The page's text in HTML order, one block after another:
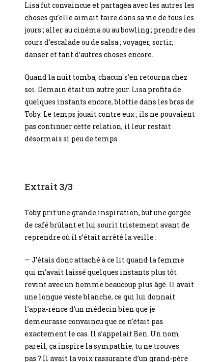
Lisa fut convaincue et partagea avec les autres les
choses qu’elle aimait faire dans sa vie de tous les
jours ; aller au cinéma ou au bowling ; prendre des
cours d’escalade ou de salsa ; voyager, sortir,
danser et tant d’autres choses encore.
Quand la nuit tomba, chacun s’en retourna chez
soi. Demain était un autre jour. Lisa profita de
quelques instants encore, blottie dans les bras de
Toby. Le temps jouait contre eux ; ils ne pouvaient
pas continuer cette relation, il leur restait
désormais si peu de temps.
Extrait 3/3
Toby prit une grande inspiration, but une gorgée
de café brûlant et lui sourit tristement avant de
reprendre où il s’était arrêté la veille :
— J’étais donc attaché à ce lit quand la femme
qui m’avait laissé quelques instants plus tôt
revint avec un homme beaucoup plus âgé. Il avait
une longue veste blanche, ce qui lui donnait
l’appa-rence d’un médecin bien que je
demeurasse convaincu que ce n’était pas
exactement le cas. Il s’appelait Ben. Un nom
pareil, ça inspire la sympathie, tu ne trouves
pas ? Il avait la voix rassurante d’un grand-père